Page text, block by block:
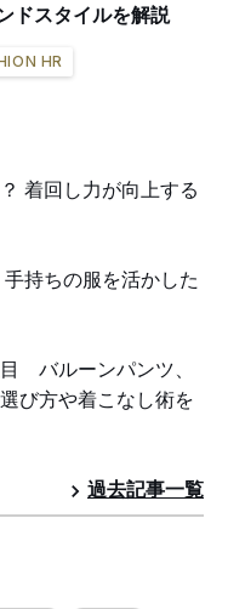
ドスタイルを解説
HR
着回し力が向上する
持ちの服を活かした
バルーンパンツ、
び方や着こなし術を
過去記事一覧